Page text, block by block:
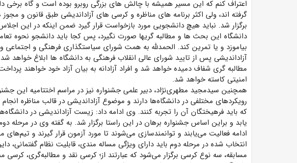
اعتراف کنم که این مسیر همیشه با چالش ­های بزرگی روبرو بوده است و گاه برخی
گرفته­ اند، ولی اکثر برنامه ­های مناظره و کرسی­ های آزاداندیشی طبق قانون و
برگزار شد. نباید هیچ دانشجویی مورد بازخواست قرار گیرد ضمن اینکه در این
دانشگاه این بحث ­ها و مطالبه ­گری­ها صورت نگیرد، پس کجا باید دانشجو نحوه
بیاموزد و یا تمرین کند. الحمدلله به همت شورای سیاست­گذاری فرهنگی و
آزاداندیشی پس از تایید شورای عالی انقلاب فرهنگی به دانشگاه ­ها ابلاغ خواهد
مطالبه ­گری شفاف دمیده خواهد شد و افراد آزادانه به بیان آزاد خود خواهند
امنیتی کاسته خواهد شد.
همچنین سیدمجید مطهری­‌نژاد، دبیر علمی جشنواره نیز در مراسم اختتامیه این
رویکردهای مختلفی در دانشگاه‌ها دارند و موضوع آزاداندیشی در قالب مناظره
که باید فرهیختگان آن را تجربه کنند. وی ادامه داد: زیست آزاداندیشی در
یابد و براین اساس جشنواره برهان در این راستا برگزار شد. به گفته وی در مرحله
ادامه فعالیت می‌یابند و توانمندسازی می‌شوند تا مورد آزمون قرار ‌گیرند و
انتخاب­ شده در مرحله دوم باید دارای ویژگی مساله­­ مندی، قابلیت نظام گفتمانی،
مسابقه، سه نوع کرسی برگزار می‌شود که عبارتند از؛ کرسی نقد و مطالبه‌گری، کرسی